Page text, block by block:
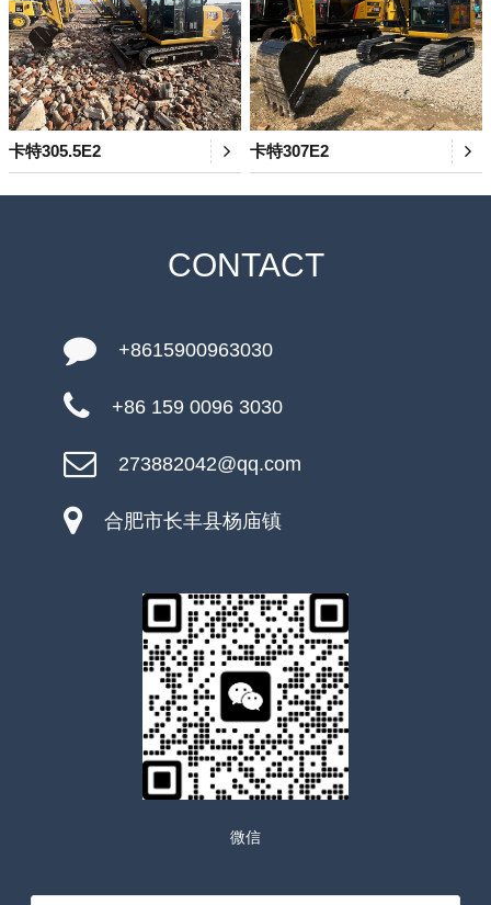
卡特305.5E2 卡特307E2
CONTACT
+8615900963030
+86 159 0096 3030
273882042@qq.com
合肥市长丰县杨庙镇
微信